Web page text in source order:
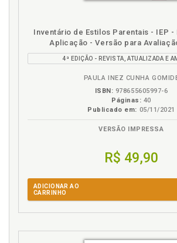
Inventário de Estilos Parentais - IEP -
Aplicação - Versão para
4ª EDIÇÃO - REVISTA, ATUALIZADA E
PAULA INEZ CUNHA
ISBN: 978655605997-6
Páginas: 40
Publicado em: 05/11/2021
VERSÃO IMPRESSA
R$ 49,90
ADICIONAR AO
CARRINHO